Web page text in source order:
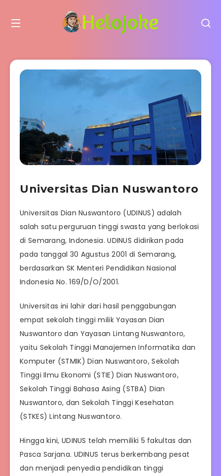
Universitas Dian Nuswantoro
Universitas Dian Nuswantoro (UDINUS) adalah
salah satu perguruan tinggi swasta yang berlokasi
di Semarang, Indonesia. UDINUS didirikan pada
pada tanggal 30 Agustus 2001 di Semarang,
berdasarkan SK Menteri Pendidikan Nasional
Indonesia No. 169/D/O/2001.
Universitas ini lahir dari hasil penggabungan
empat sekolah tinggi milik Yayasan Dian
Nuswantoro dan Yayasan Lintang Nuswantoro,
yaitu Sekolah Tinggi Manajemen Informatika dan
Komputer (STMIK) Dian Nuswantoro, Sekolah
Tinggi Ilmu Ekonomi (STIE) Dian Nuswantoro,
Sekolah Tinggi Bahasa Asing (STBA) Dian
Nuswantoro, dan Sekolah Tinggi Kesehatan
(STKES) Lintang Nuswantoro.
Hingga kini, UDINUS telah memiliki 5 fakultas dan
Pasca Sarjana. UDINUS terus berkembang pesat
dan menjadi penyedia pendidikan tinggi